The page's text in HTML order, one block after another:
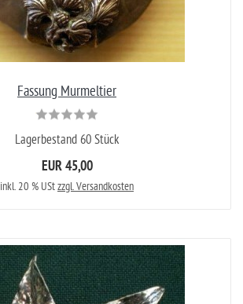
Fassung Murmeltier
Lagerbestand 60 Stück
EUR 45,00
inkl. 20 % UStzzgl. Versandkosten